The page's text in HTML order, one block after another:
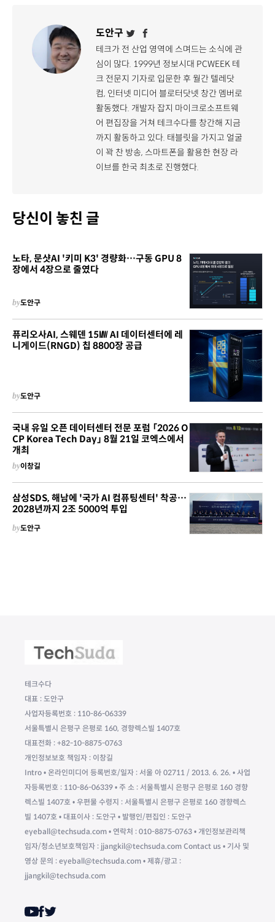
도안구
테크가 전 산업 영역에 스며드는 소식에 관
심이 많다. 1999년 정보시대 PCWEEK 테
크 전문지 기자로 입문한 후 월간 텔레닷
컴, 인터넷 미디어 블로터닷넷 창간 멤버로
활동했다. 개발자 잡지 마이크로소프트웨
어 편집장을 거쳐 테크수다를 창간해 지금
까지 활동하고 있다. 태블릿을 가지고 얼굴
이 꽉 찬 방송, 스마트폰을 활용한 현장 라
이브를 한국 최초로 진행했다.
당신이 놓친 글
노타, 문샷AI '키미 K3' 경량화…구동 GPU 8
장에서 4장으로 줄였다
by도안구
퓨리오사AI, 스웨덴 15㎿ AI 데이터센터에 레
니게이드(RNGD) 칩 8800장 공급
by도안구
국내 유일 오픈 데이터센터 전문 포럼 「2026 O
CP Korea Tech Day」 8월 21일 코엑스에서
개최
by이창길
삼성SDS, 해남에 '국가 AI 컴퓨팅센터' 착공…
2028년까지 2조 5000억 투입
by도안구
테크수다
대표 : 도안구
사업자등록번호 : 110-86-06339
서울특별시 은평구 은평로 160, 경향렉스빌 1407호
대표전화 : +82-10-8875-0763
개인정보보호 책임자 : 이창길
Intro • 온라인미디어 등록번호/일자 : 서울 아 02711 / 2013. 6. 26. • 사업
자등록번호 : 110-86-06339 • 주 소 : 서울특별시 은평구 은평로 160 경향
렉스빌 1407호 • 우편물 수령지 : 서울특별시 은평구 은평로 160 경향렉스
빌 1407호 • 대표이사 : 도안구 • 발행인/편집인 : 도안구
eyeball@techsuda.com • 연락처 : 010-8875-0763 • 개인정보관리책
임자/청소년보호책임자 : jjangkil@techsuda.com Contact us • 기사 및
영상 문의 : eyeball@techsuda.com • 제휴/광고 :
jjangkil@techsuda.com